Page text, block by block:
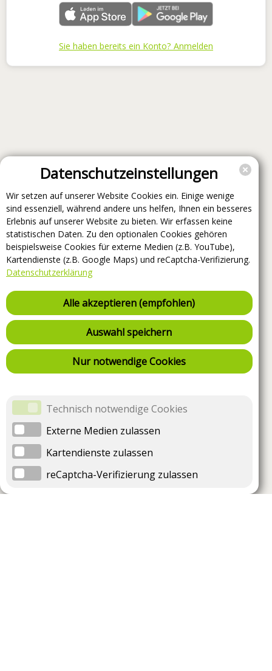
Sie haben bereits ein Konto? Anmelden
Datenschutzeinstellungen
Wir setzen auf unserer Website Cookies ein. Einige wenige
sind essenziell, während andere uns helfen, Ihnen ein besseres
Erlebnis auf unserer Website zu bieten. Wir erfassen keine
statistischen Daten. Zu den optionalen Cookies gehören
beispielsweise Cookies für externe Medien (z.B. YouTube),
Kartendienste (z.B. Google Maps) und reCaptcha-Verifizierung.
Datenschutzerklärung
Alle akzeptieren (empfohlen)
Auswahl speichern
Nur notwendige Cookies
Technisch notwendige Cookies
Externe Medien zulassen
Kartendienste zulassen
reCaptcha-Verifizierung zulassen